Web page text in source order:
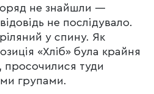
не знайшли —
не послідувало.
у спину. Як
«Хліб» була крайня
просочилися туди
групами.